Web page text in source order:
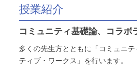
授業紹介
コミュニティ基礎論、コラボ
多くの先生方とともに「コミュニ
ティブ・ワークス」を行います。